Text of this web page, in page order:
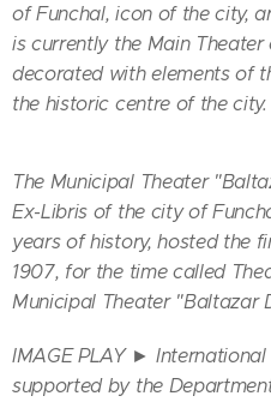
of Funchal, icon of the city,
is currently the Main
decorated with elements of
the historic centre of the city.
The Municipal Theater
Ex-Libris of the city of
years of history, hosted the
1907, for the time called
Municipal Theater "Baltazar
IMAGE PLAY ►
supported by the